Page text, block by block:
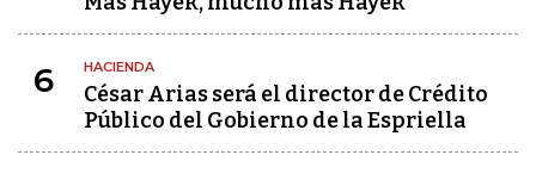
6 HACIENDA
César Arias será el director de Crédito
Público del Gobierno de la Espriella